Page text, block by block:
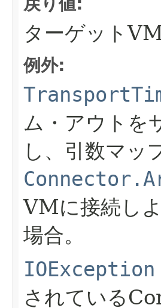
ターゲット
例外:
ム・アウトを
し、引数マッ
VMに接続し
場合。
IOException
されている